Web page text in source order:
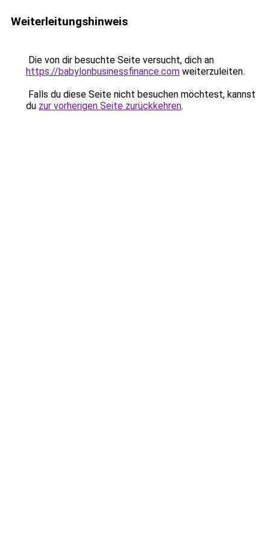
Weiterleitungshinweis
Die von dir besuchte Seite versucht, dich an
https://babylonbusinessfinance.com weiterzuleiten.
Falls du diese Seite nicht besuchen möchtest, kannst
du zur vorherigen Seite zurückkehren.